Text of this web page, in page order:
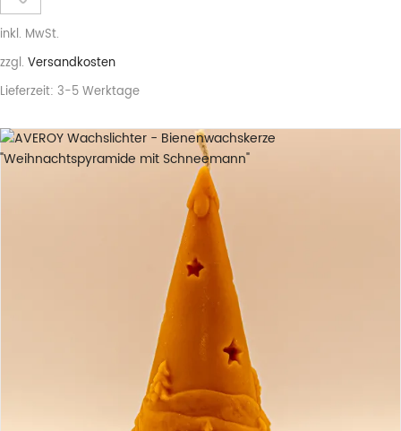
inkl. MwSt.
zzgl. Versandkosten
Lieferzeit: 3-5 Werktage